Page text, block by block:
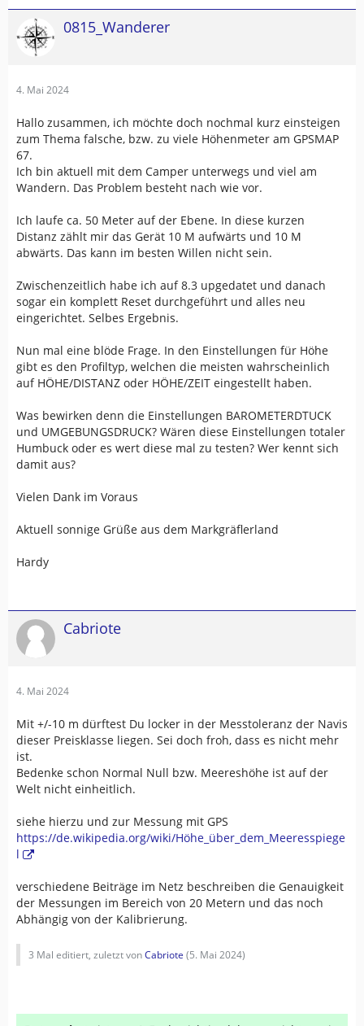
0815_Wanderer
4. Mai 2024
Hallo zusammen, ich möchte doch nochmal kurz einsteigen
zum Thema falsche, bzw. zu viele Höhenmeter am GPSMAP
67.
Ich bin aktuell mit dem Camper unterwegs und viel am
Wandern. Das Problem besteht nach wie vor.
Ich laufe ca. 50 Meter auf der Ebene. In diese kurzen
Distanz zählt mir das Gerät 10 M aufwärts und 10 M
abwärts. Das kann im besten Willen nicht sein.
Zwischenzeitlich habe ich auf 8.3 upgedatet und danach
sogar ein komplett Reset durchgeführt und alles neu
eingerichtet. Selbes Ergebnis.
Nun mal eine blöde Frage. In den Einstellungen für Höhe
gibt es den Profiltyp, welchen die meisten wahrscheinlich
auf HÖHE/DISTANZ oder HÖHE/ZEIT eingestellt haben.
Was bewirken denn die Einstellungen BAROMETERDTUCK
und UMGEBUNGSDRUCK? Wären diese Einstellungen totaler
Humbuck oder es wert diese mal zu testen? Wer kennt sich
damit aus?
Vielen Dank im Voraus
Aktuell sonnige Grüße aus dem Markgräflerland
Hardy
Cabriote
4. Mai 2024
Mit +/-10 m dürftest Du locker in der Messtoleranz der Navis
dieser Preisklasse liegen. Sei doch froh, dass es nicht mehr
ist.
Bedenke schon Normal Null bzw. Meereshöhe ist auf der
Welt nicht einheitlich.
siehe hierzu und zur Messung mit GPS
https://de.wikipedia.org/wiki/Höhe_über_dem_Meeresspiege
l
verschiedene Beiträge im Netz beschreiben die Genauigkeit
der Messungen im Bereich von 20 Metern und das noch
Abhängig von der Kalibrierung.
3 Mal editiert, zuletzt vonCabriote (5. Mai 2024)